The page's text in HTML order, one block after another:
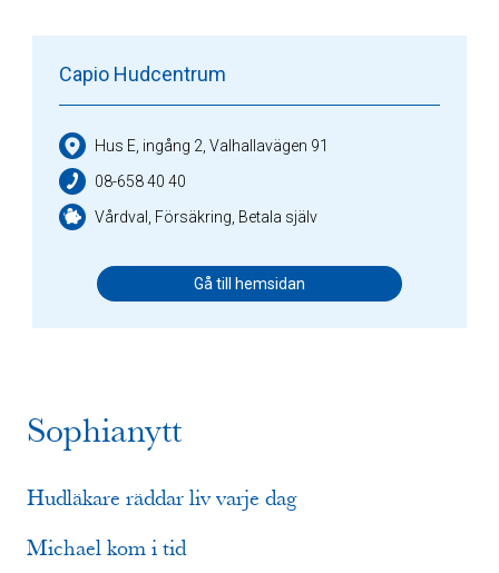
Capio Hudcentrum
Hus E, ingång 2, Valhallavägen 91
08-658 40 40
Vårdval, Försäkring, Betala själv
Gå till hemsidan
Sophianytt
Hudläkare räddar liv varje dag
Michael kom i tid